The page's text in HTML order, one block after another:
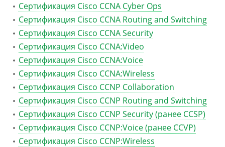
Сертификация Cisco CCNA Cyber Ops
Сертификация Cisco CCNA Routing and Switching
Сертификация Cisco CCNA Security
Сертификация Cisco CCNA:Video
Сертификация Cisco CCNA:Voice
Сертификация Cisco CCNA:Wireless
Сертификация Cisco CCNP Collaboration
Сертификация Cisco CCNP Routing and Switching
Сертификация Cisco CCNP Security (ранее CCSP)
Сертификация Cisco CCNP:Voice (ранее CCVP)
Сертификация Cisco CCNP:Wireless